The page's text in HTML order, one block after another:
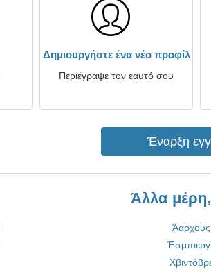
Δημιουργήστε ένα νέο προφίλ
Περιέγραψε τον εαυτό σου
Έναρξη
Άλλα
Άαρχους